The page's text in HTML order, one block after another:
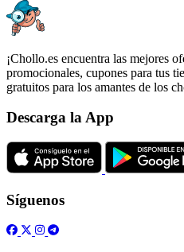
¡Chollo.es encuentra las mejores
promocionales, cupones para tus
gratuitos para los amantes de los
Descarga la App
Síguenos